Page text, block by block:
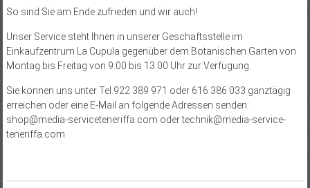
So sind Sie am Ende zufrieden und wir auch!
Unser Service steht Ihnen in unserer Geschäftsstelle im
Einkaufzentrum La Cupula gegenüber dem Botanischen Garten von
Montag bis Freitag von 9.00 bis 13.00 Uhr zur Verfügung.
Sie können uns unter Tel.922 389 971 oder 616 386 033 ganztägig
erreichen oder eine E-Mail an folgende Adressen senden:
shop@media-serviceteneriffa.com oder technik@media-service-
teneriffa.com